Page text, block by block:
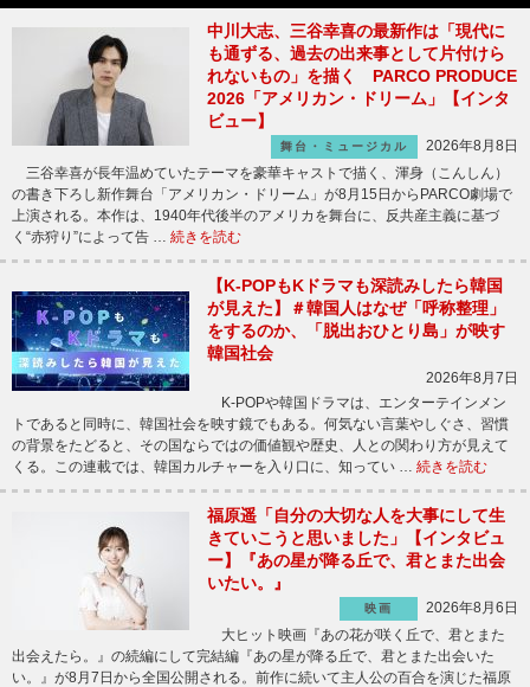
中川大志、三谷幸喜の最新作は「現代に
も通ずる、過去の出来事として片付けら
れないもの」を描く PARCO PRODUCE
2026「アメリカン・ドリーム」【インタ
ビュー】
舞台・ミュージカル
2026年8月8日
三谷幸喜が長年温めていたテーマを豪華キャストで描く、渾身（こんしん）
の書き下ろし新作舞台「アメリカン・ドリーム」が8月15日からPARCO劇場で
上演される。本作は、1940年代後半のアメリカを舞台に、反共産主義に基づ
く“赤狩り”によって告 … 続きを読む
【K-POPもKドラマも深読みしたら韓国
が見えた】＃韓国人はなぜ「呼称整理」
をするのか、「脱出おひとり島」が映す
韓国社会
2026年8月7日
K-POPや韓国ドラマは、エンターテインメン
トであると同時に、韓国社会を映す鏡でもある。何気ない言葉やしぐさ、習慣
の背景をたどると、その国ならではの価値観や歴史、人との関わり方が見えて
くる。この連載では、韓国カルチャーを入り口に、知ってい … 続きを読む
福原遥「自分の大切な人を大事にして生
きていこうと思いました」【インタビュ
ー】『あの星が降る丘で、君とまた出会
いたい。』
映画
2026年8月6日
大ヒット映画『あの花が咲く丘で、君とまた
出会えたら。』の続編にして完結編『あの星が降る丘で、君とまた出会いた
い。』が8月7日から全国公開される。前作に続いて主人公の百合を演じた福原